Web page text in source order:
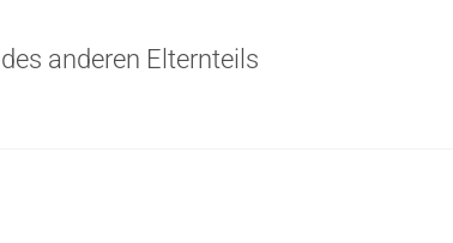
anderen Elternteils